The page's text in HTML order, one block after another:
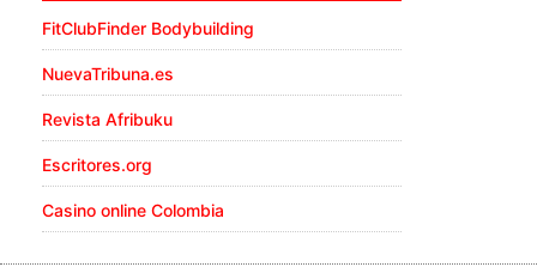
FitClubFinder Bodybuilding
NuevaTribuna.es
Revista Afribuku
Escritores.org
Casino online Colombia